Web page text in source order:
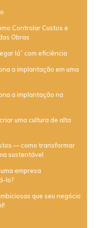
Controlar Custos e
Obras
lá” com eficiência
a implantação em uma
a implantação na
uma cultura de alta
— como transformar
sustentável
empresa
lo?
que seu negócio